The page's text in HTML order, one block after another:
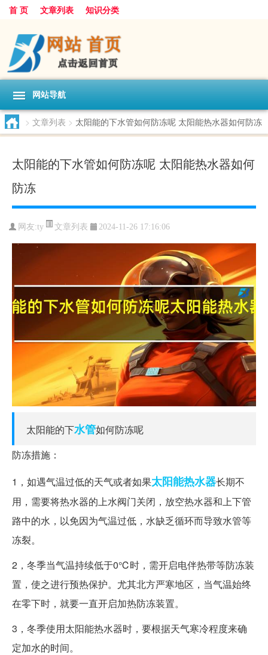
首 页 文章列表 知识分类
网站导航
> 文章列表 > 太阳能的下水管如何防冻呢 太阳能热水器如何防冻
太阳能的下水管如何防冻呢 太阳能热水器如何
防冻
网友:ty 文章列表 2024-11-26 17:16:06
太阳能的下水管如何防冻呢
防冻措施：
1，如遇气温过低的天气或者如果太阳能热水器长期不
用，需要将热水器的上水阀门关闭，放空热水器和上下管
路中的水，以免因为气温过低，水缺乏循环而导致水管等
冻裂。
2，冬季当气温持续低于0℃时，需开启电伴热带等防冻装
置，使之进行预热保护。尤其北方严寒地区，当气温始终
在零下时，就要一直开启加热防冻装置。
3，冬季使用太阳能热水器时，要根据天气寒冷程度来确
定加水的时间。